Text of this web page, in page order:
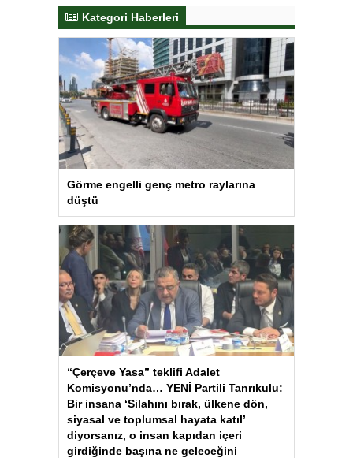
Kategori Haberleri
Görme engelli genç metro raylarına
düştü
“Çerçeve Yasa” teklifi Adalet
Komisyonu’nda… YENİ Partili Tanrıkulu:
Bir insana ‘Silahını bırak, ülkene dön,
siyasal ve toplumsal hayata katıl’
diyorsanız, o insan kapıdan içeri
girdiğinde başına ne geleceğini